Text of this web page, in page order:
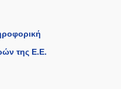
της Ε.Ε.